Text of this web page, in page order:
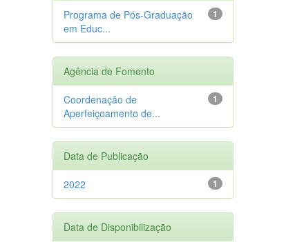
1
Programa de Pós-Graduação
em Educ...
Agência de Fomento
1
Coordenação de
Aperfeiçoamento de...
Data de Publicação
1
2022
Data de Disponibilização